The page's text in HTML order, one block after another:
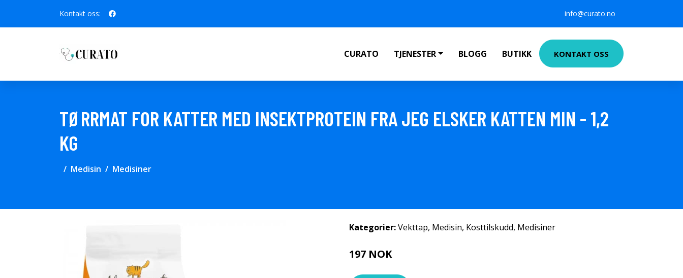
Kontakt oss: info@curato.no
CURATO TJENESTER BLOGG BUTIKK KONTAKT OSS
TØRRMAT FOR KATTER MED INSEKTPROTEIN FRA JEG ELSKER KATTEN MIN - 1,2
KG
Medisin Medisiner
Kategorier:Vekttap, Medisin, Kosttilskudd, Medisiner
197 NOK